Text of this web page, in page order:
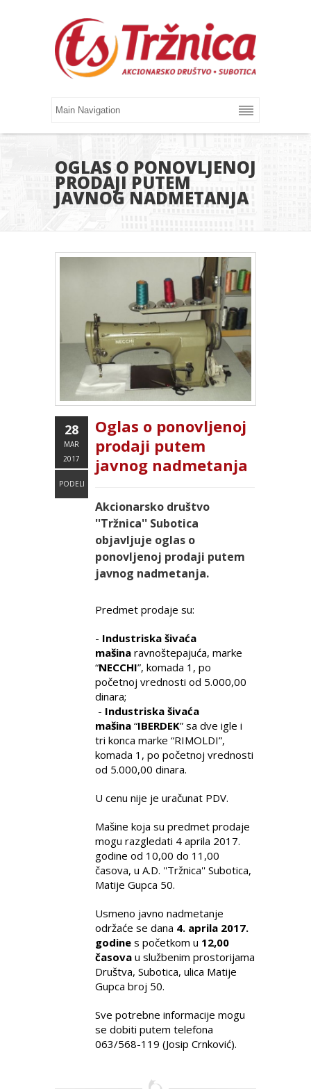
OGLAS O PONOVLJENOJ
PRODAJI PUTEM
JAVNOG NADMETANJA
28
MAR
2017
PODELI
Oglas o ponovljenoj
prodaji putem
javnog nadmetanja
Akcionarsko društvo
''Tržnica'' Subotica
objavljuje oglas o
ponovljenoj prodaji putem
javnog nadmetanja.
Predmet prodaje su:
- Industriska šivaća
mašina ravnoštepajuća, marke
“NECCHI”, komada 1, po
početnoj vrednosti od 5.000,00
dinara;
- Industriska šivaća
mašina “IBERDEK” sa dve igle i
tri konca marke “RIMOLDI”,
komada 1, po početnoj vrednosti
od 5.000,00 dinara.
U cenu nije je uračunat PDV.
Mašine koja su predmet prodaje
mogu razgledati 4 aprila 2017.
godine od 10,00 do 11,00
časova, u A.D. ''Tržnica'' Subotica,
Matije Gupca 50.
Usmeno javno nadmetanje
održaće se dana 4. aprila 2017.
godine s početkom u 12,00
časova u službenim prostorijama
Društva, Subotica, ulica Matije
Gupca broj 50.
Sve potrebne informacije mogu
se dobiti putem telefona
063/568-119 (Josip Crnković).